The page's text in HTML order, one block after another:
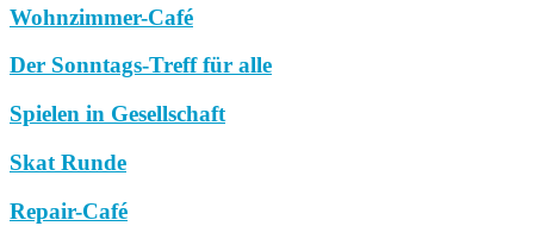
Wohnzimmer-Café
Der Sonntags-Treff für alle
Spielen in Gesellschaft
Skat Runde
Repair-Café